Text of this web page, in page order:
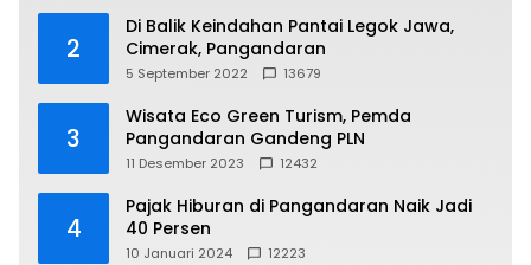
2
Di Balik Keindahan Pantai Legok Jawa,
Cimerak, Pangandaran
5 September 2022 13679
3
Wisata Eco Green Turism, Pemda
Pangandaran Gandeng PLN
11 Desember 2023 12432
4
Pajak Hiburan di Pangandaran Naik Jadi
40 Persen
10 Januari 2024 12223